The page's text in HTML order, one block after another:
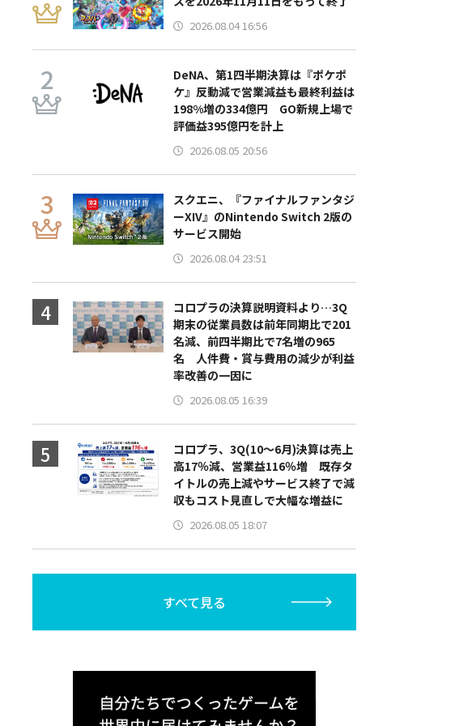
2026.08.04 16:56
DeNA、第1四半期決算は『ポケポ
ケ』反動減で営業減益も最終利益は
198%増の334億円 GO新規上場で
評価益395億円を計上
2026.08.05 20:56
スクエニ、『ファイナルファンタジ
ーXIV』のNintendo Switch 2版の
サービス開始
2026.08.04 23:51
コロプラの決算説明資料より…3Q
期末の従業員数は前年同期比で201
名減、前四半期比で7名増の965
名 人件費・賞与費用の減少が利益
率改善の一因に
2026.08.05 16:39
コロプラ、3Q(10～6月)決算は売上
高17％減、営業益116％増 既存タ
イトルの売上減やサービス終了で減
収もコスト見直しで大幅な増益に
2026.08.05 18:07
すべて見る